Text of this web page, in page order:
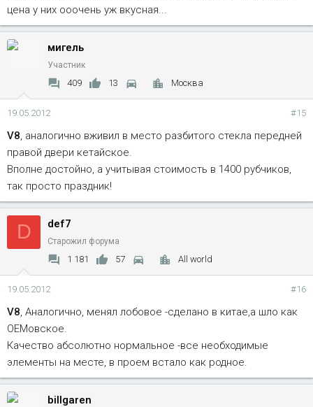
цена у них ооочень уж вкусная...
мигель
Участник
409 13 Москва
19.05.2012 #15
V8 , аналогично вживил в место разбитого стекла передней
правой двери кетайское.
Вполне достойно, а учитывая стоимость в 1400 рубчиков,
так просто праздник!
D def7
Старожил форума
1 181 57 All world
19.05.2012 #16
V8 , Аналогично, менял лобовое -сделано в китае,а шло как
ОЕМовское.
Качество абсолютно нормальное -все необходимые
элементы на месте, в проем встало как родное.
billgaren